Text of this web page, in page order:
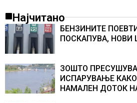
Најчитано
БЕНЗИНИТЕ
ПОСКАПУВА, НОВИ
ЗОШТО
ИСПАРУВАЊЕ
НАМАЛЕН ДОТОК